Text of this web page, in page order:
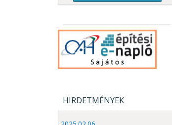
HIRDETMÉNYEK